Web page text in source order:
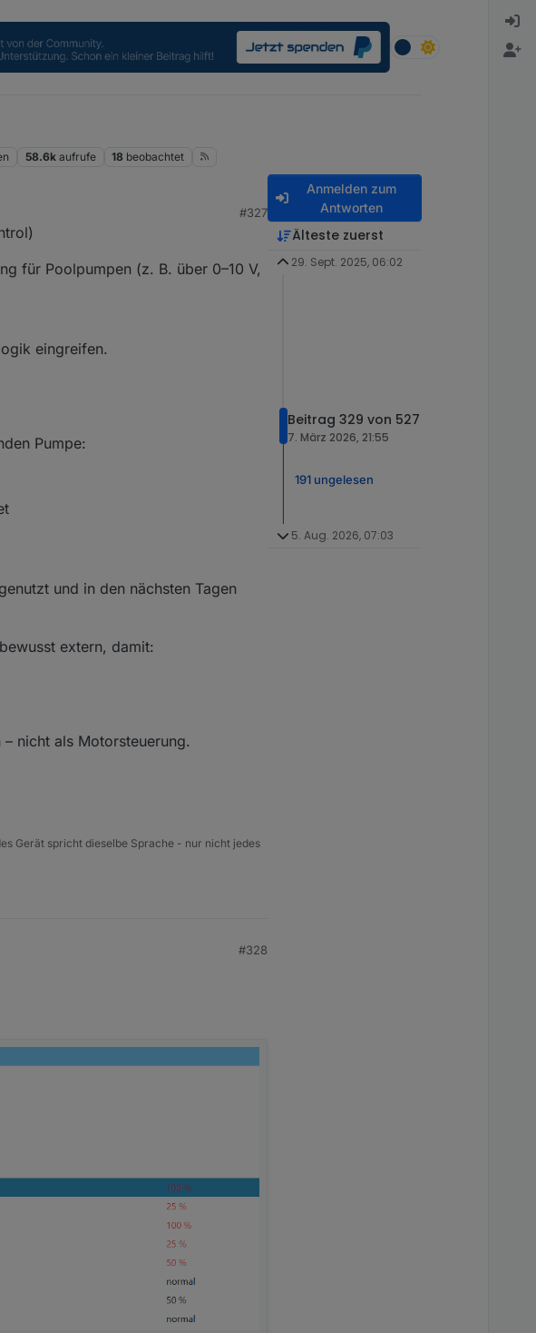
58.6k aufrufe 18 beobachtet
#327
für Poolpumpen (z. B. über 0–10 V,
eingreifen.
Pumpe:
und in den nächsten Tagen
extern, damit:
nicht als Motorsteuerung.
Gerät spricht dieselbe Sprache - nur nicht jedes
#328
Anmelden zum
Antworten
Älteste zuerst
29. Sept. 2025, 06:02
Beitrag 329 von 527
7. März 2026, 21:55
191 ungelesen
5. Aug. 2026, 07:03